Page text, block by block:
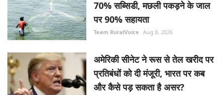
70% सब्सिडी, मछली पकड़ने के जाल
पर 90% सहायता
Team RuralVoice Aug 8, 2026
अमेरिकी सीनेट ने रूस से तेल खरीद पर
प्रतिबंधों को दी मंजूरी, भारत पर कब
और कैसे पड़ सकता है असर?